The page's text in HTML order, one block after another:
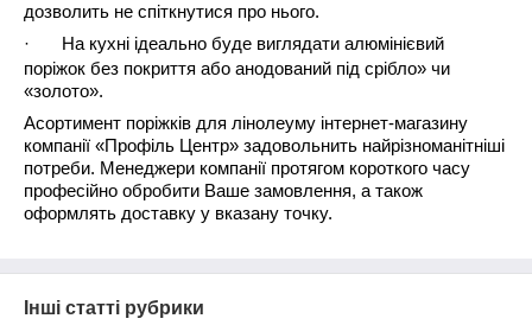
дозволить не спіткнутися про нього.
·
На кухні ідеально буде виглядати алюмінієвий
поріжок без покриття або анодований під срібло» чи
«золото».
Асортимент поріжків для лінолеуму інтернет-магазину
компанії «Профіль Центр» задовольнить найрізноманітніші
потреби. Менеджери компанії протягом короткого часу
професійно обробити Ваше замовлення, а також
оформлять доставку у вказану точку.
Інші статті рубрики